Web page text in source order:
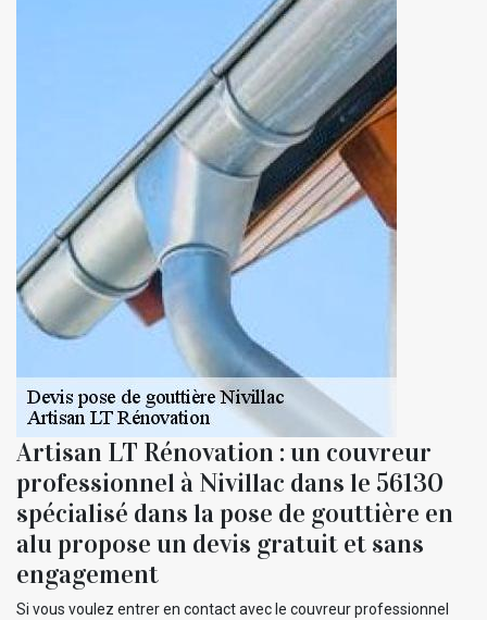
Artisan LT Rénovation : un couvreur
professionnel à Nivillac dans le 56130
spécialisé dans la pose de gouttière en
alu propose un devis gratuit et sans
engagement
Si vous voulez entrer en contact avec le couvreur professionnel